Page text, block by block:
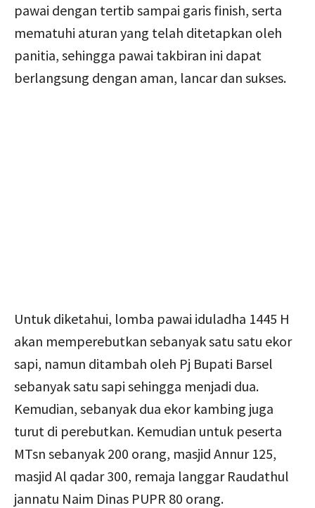
pawai dengan tertib sampai garis finish, serta
mematuhi aturan yang telah ditetapkan oleh
panitia, sehingga pawai takbiran ini dapat
berlangsung dengan aman, lancar dan sukses.
Untuk diketahui, lomba pawai iduladha 1445 H
akan memperebutkan sebanyak satu satu ekor
sapi, namun ditambah oleh Pj Bupati Barsel
sebanyak satu sapi sehingga menjadi dua.
Kemudian, sebanyak dua ekor kambing juga
turut di perebutkan. Kemudian untuk peserta
MTsn sebanyak 200 orang, masjid Annur 125,
masjid Al qadar 300, remaja langgar Raudathul
jannatu Naim Dinas PUPR 80 orang.